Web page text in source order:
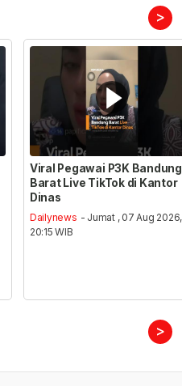
>
Viral Pegawai P3K Bandung
Barat Live TikTok di Kantor
Dinas
Dailynews - Jumat , 07 Aug 2026,
20:15 WIB
>